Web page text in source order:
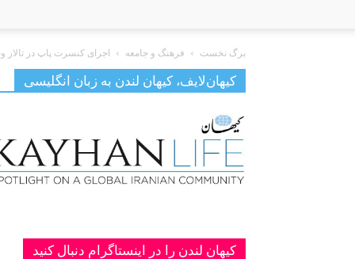
برگ نخست فرهنگ و جامعه اجرای کنسرت پاپ در
کیهان‌لایف، کیهان لندن به زبان انگلیسی
کیهان لندن را در اینستاگرام دنبال کنید